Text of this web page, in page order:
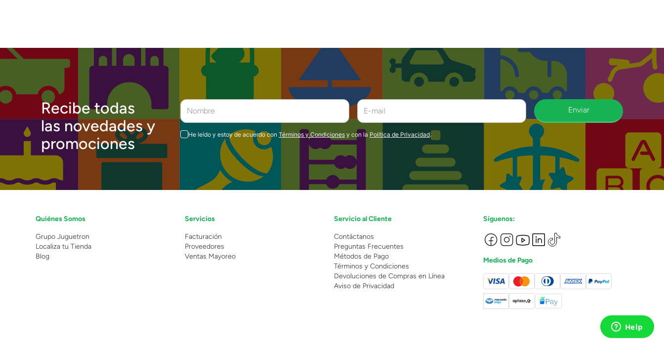
Recibe todas
las novedades y
promociones
Enviar
He leído y estoy de acuerdo con Términos y Condiciones y con la Política de Privacidad.
Quiénes Somos
Grupo Juguetron
Localiza tu Tienda
Blog
Servicios
Facturación
Proveedores
Ventas Mayoreo
Servicio al Cliente
Contáctanos
Preguntas Frecuentes
Métodos de Pago
Términos y Condiciones
Devoluciones de Compras en Línea
Aviso de Privacidad
Síguenos:
Medios de Pago